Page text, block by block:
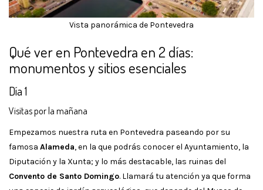
Vista panorámica de Pontevedra
Qué ver en Pontevedra en 2 días:
monumentos y sitios esenciales
Día 1
Visitas por la mañana
Empezamos nuestra ruta en Pontevedra paseando por su
famosa Alameda, en la que podrás conocer el Ayuntamiento, la
Diputación y la Xunta; y lo más destacable, las ruinas del
Convento de Santo Domingo. Llamará tu atención ya que forma